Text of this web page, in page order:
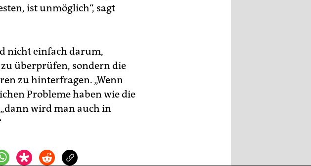
ist unmöglich“, sagt
nicht einfach darum,
überprüfen, sondern die
zu hinterfragen. „Wenn
Probleme haben wie die
„dann wird man auch in